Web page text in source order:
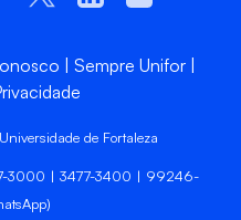
Sempre Unifor
de Fortaleza
3000 | 3477-3400 | 99246-